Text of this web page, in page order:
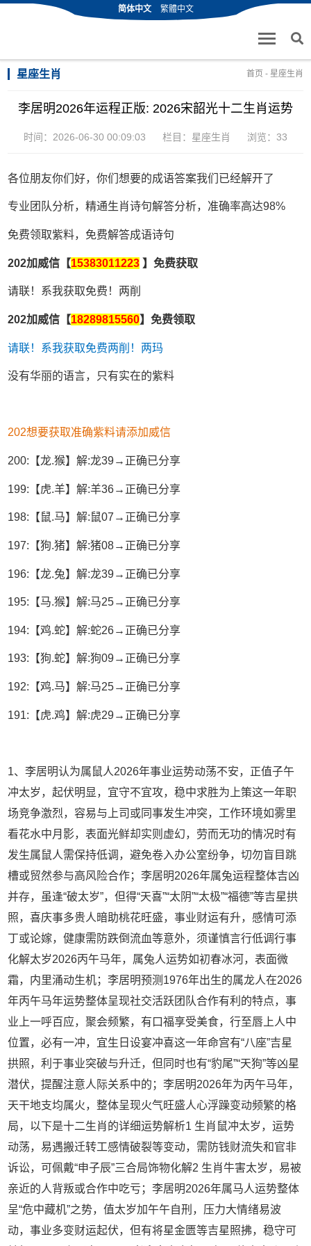
简体中文 繁體中文
星座生肖 首页 - 星座生肖
李居明2026年运程正版: 2026宋韶光十二生肖运势
时间：2026-06-30 00:09:03 栏目： 星座生肖 浏览：33
各位朋友你们好，你们想要的成语答案我们已经解开了
专业团队分析，精通生肖诗句解答分析，准确率高达98%
免费领取紫料，免费解答成语诗句
202加威信【15383011223 】免费获取
请联！系我获取免费！两削
202加威信【18289815560】免费领取
请联！系我获取免费两削！两玛
没有华丽的语言，只有实在的紫料
202想要获取准确紫料请添加威信
200:【龙.猴】解:龙39→正确已分享
199:【虎.羊】解:羊36→正确已分享
198:【鼠.马】解:鼠07→正确已分享
197:【狗.猪】解:猪08→正确已分享
196:【龙.兔】解:龙39→正确已分享
195:【马.猴】解:马25→正确已分享
194:【鸡.蛇】解:蛇26→正确已分享
193:【狗.蛇】解:狗09→正确已分享
192:【鸡.马】解:马25→正确已分享
191:【虎.鸡】解:虎29→正确已分享
1、李居明认为属鼠人2026年事业运势动荡不安，正值子午
冲太岁，起伏明显，宜守不宜攻，稳中求胜为上策这一年职
场竞争激烈，容易与上司或同事发生冲突，工作环境如雾里
看花水中月影，表面光鲜却实则虚幻，劳而无功的情况时有
发生属鼠人需保持低调，避免卷入办公室纷争，切勿盲目跳
槽或贸然参与高风险合作；李居明2026年属兔运程整体吉凶
并存，虽逢“破太岁”，但得“天喜”“太阴”“太极”“福德”等吉星拱
照，喜庆事多贵人暗助桃花旺盛，事业财运有升，感情可添
丁或论嫁，健康需防跌倒流血等意外，须谨慎言行低调行事
化解太岁2026丙午马年，属兔人运势如初春冰河，表面微
霜，内里涌动生机；李居明预测1976年出生的属龙人在2026
年丙午马年运势整体呈现社交活跃团队合作有利的特点，事
业上一呼百应，聚会频繁，有口福享受美食，行至唇上人中
位置，必有一冲，宜生日设宴冲喜这一年命宫有“八座”吉星
拱照，利于事业突破与升迁，但同时也有“豹尾”“天狗”等凶星
潜伏，提醒注意人际关系中的；李居明2026年为丙午马年，
天干地支均属火，整体呈现火气旺盛人心浮躁变动频繁的格
局，以下是十二生肖的详细运势解析1 生肖鼠冲太岁，运势
动荡，易遇搬迁转工感情破裂等变动，需防钱财流失和官非
诉讼，可佩戴“申子辰”三合局饰物化解2 生肖牛害太岁，易被
亲近的人背叛或合作中吃亏；李居明2026年属马人运势整体
呈“危中藏机”之势，值太岁加午午自刑，压力大情绪易波
动，事业多变财运起伏，但有将星金匮等吉星照拂，稳守可